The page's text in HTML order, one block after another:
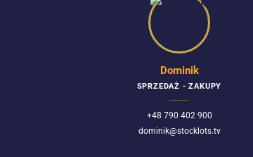
Dominik
SPRZEDAŻ - ZAKUPY
+48 790 402 900
dominik@stocklots.tv